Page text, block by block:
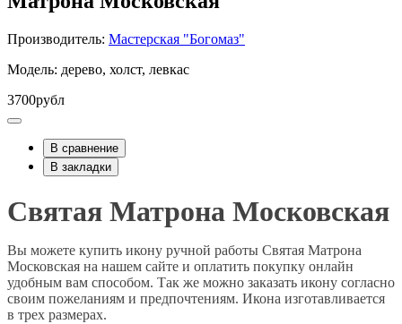
Производитель: Мастерская "Богомаз"
Модель: дерево, холст, левкас
3700рубл
В сравнение
В закладки
Святая Матрона Московская
Вы можете купить икону ручной работы Святая Матрона
Московская на нашем сайте и оплатить покупку онлайн
удобным вам способом. Так же можно заказать икону согласно
своим пожеланиям и предпочтениям. Икона изготавливается
в трех размерах.